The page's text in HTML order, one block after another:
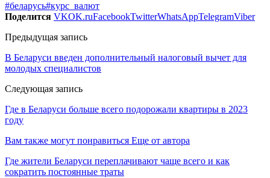
#беларусь#курс_валют
Поделится VKOK.ruFacebookTwitterWhatsAppTelegramViber
Предыдущая запись
В Беларуси введен дополнительный налоговый вычет для
молодых специалистов
Следующая запись
Где в Беларуси больше всего подорожали квартиры в 2023
году
Вам также могут понравиться Еще от автора
Где жители Беларуси переплачивают чаще всего и как
сократить постоянные траты